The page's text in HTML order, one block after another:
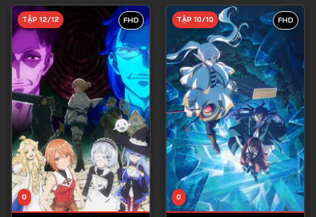
Tập 18
Tập 20
Tập 21
Tập 22
Tập 23
Tập 24
Tập 25
FHD
0
TẬP 12/12 FHD
0
TẬP 10/10